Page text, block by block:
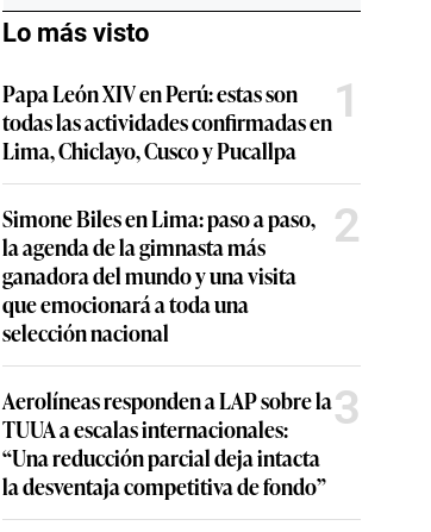
Lo más visto
Papa León XIV en Perú: estas son
todas las actividades confirmadas en
Lima, Chiclayo, Cusco y Pucallpa
1
Simone Biles en Lima: paso a paso,
la agenda de la gimnasta más
ganadora del mundo y una visita
que emocionará a toda una
selección nacional
2
Aerolíneas responden a LAP sobre la
TUUA a escalas internacionales:
“Una reducción parcial deja intacta
la desventaja competitiva de fondo”
3